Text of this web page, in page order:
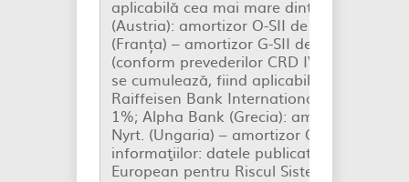
aplicabilă cea mai mare dintre acestea);
(Austria): amortizor O-SII de 1%; Societe
(Franța) – amortizor G-SII de 1%,
(conform prevederilor CRD IV/V, aceste
se cumulează, fiind aplicabilă cea mai
Raiffeisen Bank International AG
1%; Alpha Bank (Grecia): amortizor O-SII
Nyrt. (Ungaria) – amortizor O-SII de 1%
informaţiilor: datele publicate pe
European pentru Riscul Sistemic (CERS).